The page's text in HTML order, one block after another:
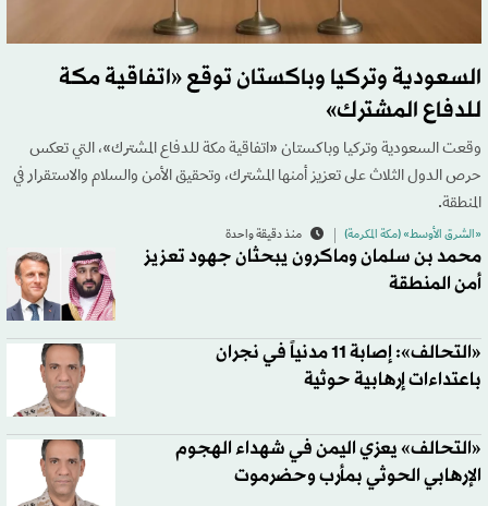
السعودية وتركيا وباكستان توقع «اتفاقية مكة
للدفاع المشترك»
وقعت السعودية وتركيا وباكستان «اتفاقية مكة للدفاع المشترك»، التي تعكس
حرص الدول الثلاث على تعزيز أمنها المشترك، وتحقيق الأمن والسلام والاستقرار في
المنطقة.
«الشرق الأوسط» (مكة المكرمة) منذ دقيقة واحدة
محمد بن سلمان وماكرون يبحثان جهود تعزيز
أمن المنطقة
«التحالف»: إصابة 11 مدنياً في نجران
باعتداءات إرهابية حوثية
«التحالف» يعزي اليمن في شهداء الهجوم
الإرهابي الحوثي بمأرب وحضرموت